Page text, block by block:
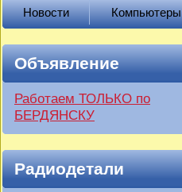
Новости Компьютеры
Объявление
Работаем ТОЛЬКО по
БЕРДЯНСКУ
Радиодетали